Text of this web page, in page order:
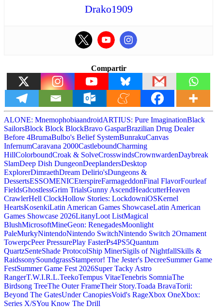
Drako1909
Compartir
ALONE: MnemophobiaandroidARTIUS: Pure ImaginationBlack
SailorsBlock Block BlockBravo GasparBrazilian Drug Dealer
Before 4BrumaBulbo's Belief SystemBunrakuCanvas
InfernumCaravana 2000CastleboundCharming
HillColorboundCroak & SolveCrosswindsCrownwardenDaybreak
SlamDeep Dish DungeonDeeplandersDesktop
ExplorerDimraethDream Delirio'sDungeons &
DessertsESSOMENICEterspireFarmageddonFinal FlavorFourleaf
FieldsGhostlessGrim TrialsGunny AscendHeadcutterHeaven
CrawlerHell ClockHollow Stories: LockdowniOSKernel
HeartsKosenkiLatin American Games ShowcaseLatin American
Games Showcase 2026LitanyLoot ListMagical
BlushMicrosoftMineGeon: RenegadesMoonlight
PaleMurkyNintendoNintendo SwitchNintendo Switch 2Ornament
TowerpcPeer PressurePlay FasterPs4PS5Quantum
QuartzSenteShade ProtocolShip MinerSigils of NightfallSkills &
RaidssonySoundgrassStamperor! The Jester's DecreeSummer Game
FestSummer Game Fest 2026Super Tacky Astro
RangerT.W.I.R.L.TeekoTempus VitaeTenebris SomniaThe
Birdsong TreeThe Outer FrameTheir Story.Toada BravaTorii:
Beyond The GatesUnder CanopiesVoid's RageXbox OneXbox:
Series X/SYou Know The Drill